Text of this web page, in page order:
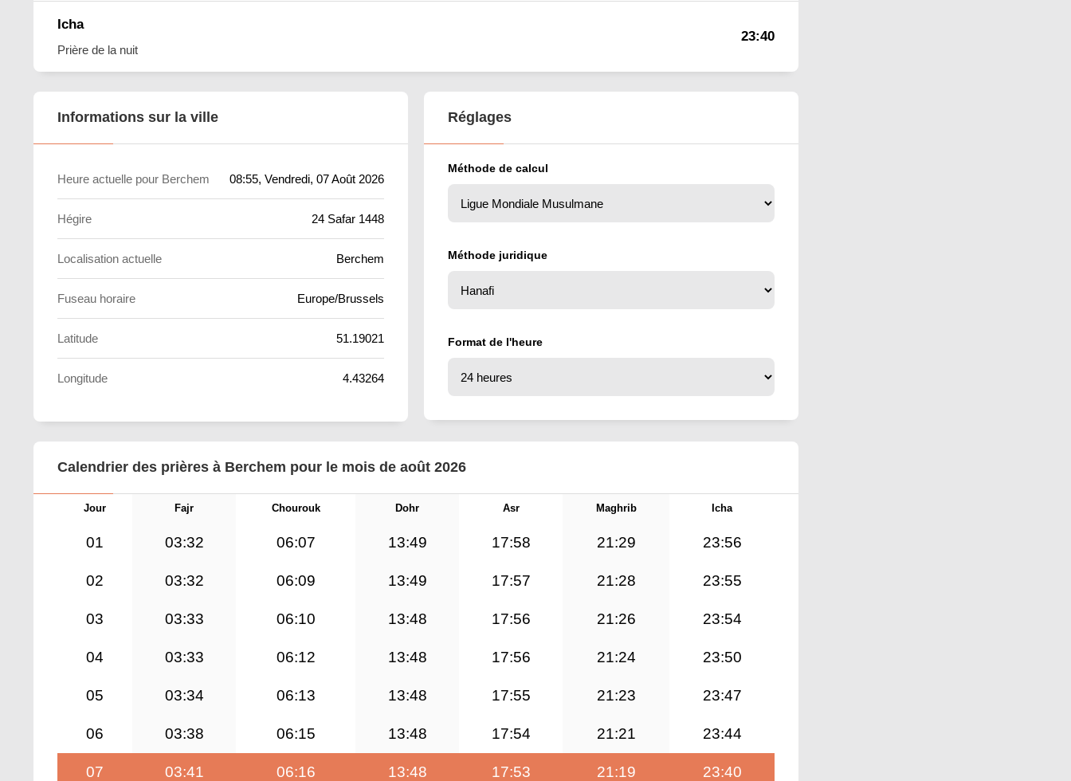
Icha
Prière de la nuit
23:40
Informations sur la ville
Heure actuelle pour Berchem 08:55, Vendredi, 07 Août 2026
Hégire 24 Safar 1448
Localisation actuelle Berchem
Fuseau horaire Europe/Brussels
Latitude 51.19021
Longitude 4.43264
Réglages
Méthode de calcul
Méthode juridique
Format de l'heure
Calendrier des prières à Berchem pour le mois de août 2026
Jour Fajr Chourouk Dohr Asr Maghrib Icha
01 03:32 06:07 13:49 17:58 21:29 23:56
02 03:32 06:09 13:49 17:57 21:28 23:55
03 03:33 06:10 13:48 17:56 21:26 23:54
04 03:33 06:12 13:48 17:56 21:24 23:50
05 03:34 06:13 13:48 17:55 21:23 23:47
06 03:38 06:15 13:48 17:54 21:21 23:44
07 03:41 06:16 13:48 17:53 21:19 23:40